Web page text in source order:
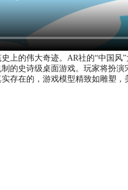
的伟大奇迹。AR社的“中国风
的史诗级桌面游戏。玩家将扮
存在的，游戏模型精致如雕塑